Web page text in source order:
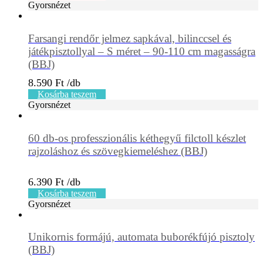
Gyorsnézet
Farsangi rendőr jelmez sapkával, bilinccsel és
játékpisztollyal – S méret – 90-110 cm magasságra
(BBJ)
8.590 Ft
Kosárba teszem
Gyorsnézet
60 db-os professzionális kéthegyű filctoll készlet
rajzoláshoz és szövegkiemeléshez (BBJ)
6.390 Ft
Kosárba teszem
Gyorsnézet
Unikornis formájú, automata buborékfújó pisztoly
(BBJ)